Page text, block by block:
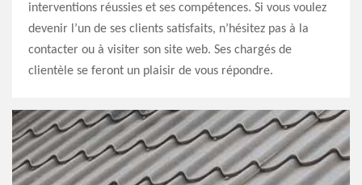
interventions réussies et ses compétences. Si vous voulez
devenir l’un de ses clients satisfaits, n’hésitez pas à la
contacter ou à visiter son site web. Ses chargés de
clientèle se feront un plaisir de vous répondre.